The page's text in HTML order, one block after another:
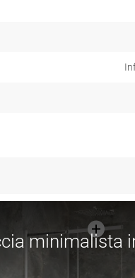
minimalista